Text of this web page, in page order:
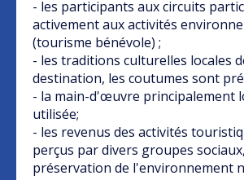
- les participants aux circuits
activement aux activités
(tourisme bénévole) ;
- les traditions culturelles locales
destination, les coutumes sont
- la main-d'œuvre principalement
utilisée;
- les revenus des activités
perçus par divers groupes
préservation de l'environnement